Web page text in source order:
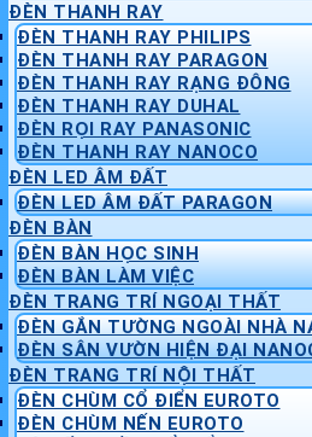
ĐÈN THANH RAY
ĐÈN THANH RAY PHILIPS
ĐÈN THANH RAY PARAGON
ĐÈN THANH RAY RẠNG ĐÔNG
ĐÈN THANH RAY DUHAL
ĐÈN RỌI RAY PANASONIC
ĐÈN THANH RAY NANOCO
ĐÈN LED ÂM ĐẤT
ĐÈN LED ÂM ĐẤT PARAGON
ĐÈN BÀN
ĐÈN BÀN HỌC SINH
ĐÈN BÀN LÀM VIỆC
ĐÈN TRANG TRÍ NGOẠI THẤT
ĐÈN GẮN TƯỜNG NGOÀI NHÀ
ĐÈN SÂN VƯỜN HIỆN ĐẠI
ĐÈN TRANG TRÍ NỘI THẤT
ĐÈN CHÙM CỔ ĐIỂN EUROTO
ĐÈN CHÙM NẾN EUROTO